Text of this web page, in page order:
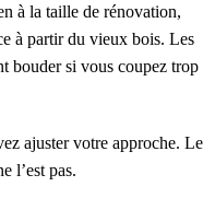
à la taille de rénovation,
à partir du vieux bois. Les
bouder si vous coupez trop
ajuster votre approche. Le
l’est pas.